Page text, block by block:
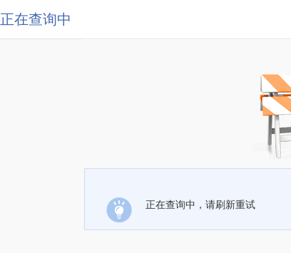
正在查询中
正在查询中，请刷新重试